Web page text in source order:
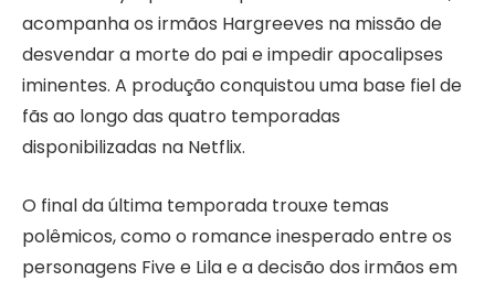
acompanha os irmãos Hargreeves na missão de
desvendar a morte do pai e impedir apocalipses
iminentes. A produção conquistou uma base fiel de
fãs ao longo das quatro temporadas
disponibilizadas na Netflix.
O final da última temporada trouxe temas
polêmicos, como o romance inesperado entre os
personagens Five e Lila e a decisão dos irmãos em